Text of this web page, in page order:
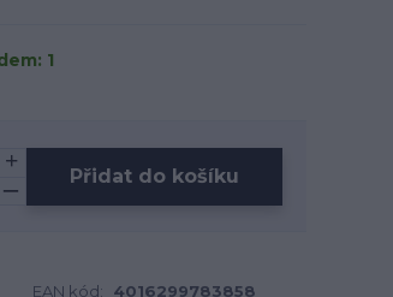
1
Přidat do košíku
EAN kód:
4016299783858